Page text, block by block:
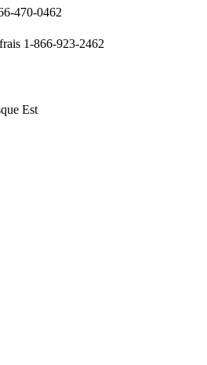
470-0462
1-866-923-2462
Est